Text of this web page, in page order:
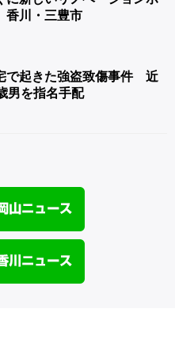
川・三豊市
で起きた強盗致傷事件 近
男を指名手配